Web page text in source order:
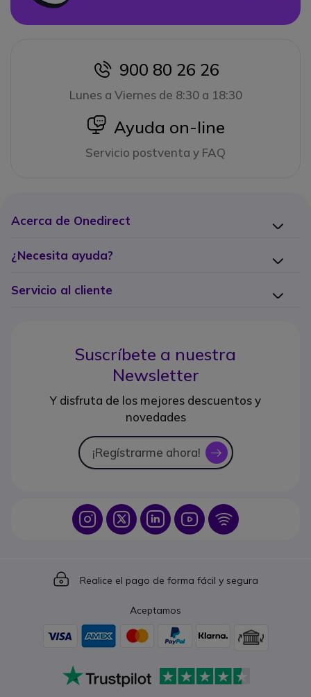
icon
900 80 26 26
Lunes a Viernes de 8:30 a 18:30
icon
Ayuda on-line
Servicio postventa y FAQ
Acerca de Onedirect
¿Necesita ayuda?
Servicio al cliente
Suscríbete a nuestra
Newsletter
Y disfruta de los mejores descuentos y
novedades
¡Regístrarme ahora! icon
Icon IconIcon Icon Icon
Icon
Realice el pago de forma fácil y segura
Aceptamos